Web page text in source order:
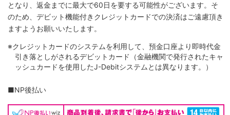
となり、返金までに最大で60日を要する可能性がございます。そ
のため、デビット機能付きクレジットカードでの決済はご遠慮頂き
ますようお願いいたします。
※クレジットカードのシステムを利用して、預金口座より即時代金
引き落としがされるデビットカード（金融機関で発行されたキャ
ッシュカードを使用したJ-Debitシステムとは異なります。）
■NP後払い